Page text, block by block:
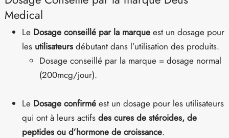
Medical
Le Dosage conseillé par la marqueest un dosage pour
les utilisateursdébutant dans l’utilisation des produits.
Dosage conseillé par la marque = dosage normal
(200mcg/jour).
Le Dosage confirméest un dosage pour les utilisateurs
qui ont à leurs actifs des cures de stéroides, de
peptides ou d’hormone de croissance.